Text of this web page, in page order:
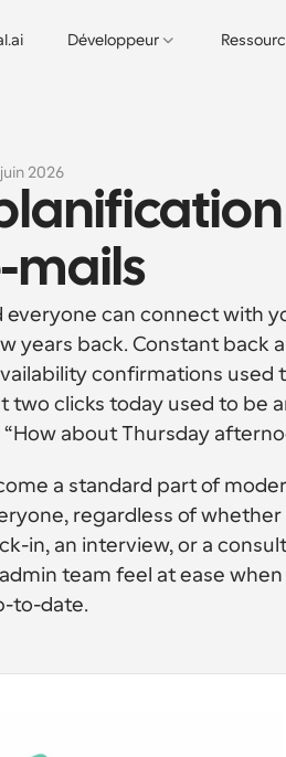
Développeur
2026
mails
everyone can connect with
years back. Constant back
confirmations used
clicks today used to be
about Thursday
a standard part of
regardless of whether
in, an interview, or a
to-date.